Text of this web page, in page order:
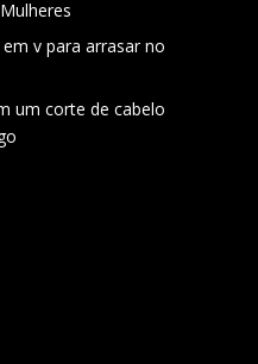
v para arrasar no
um corte de cabelo